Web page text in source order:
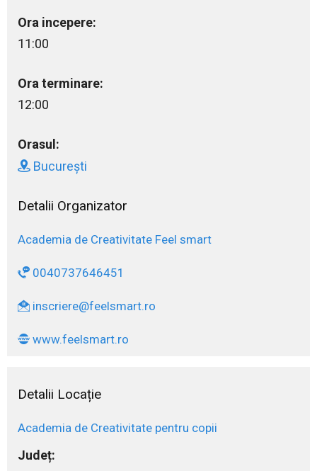
Ora incepere:
11:00
Ora terminare:
12:00
Orasul:
București
Detalii Organizator
Academia de Creativitate Feel smart
0040737646451
inscriere@feelsmart.ro
www.feelsmart.ro
Detalii Locație
Academia de Creativitate pentru copii
Județ: